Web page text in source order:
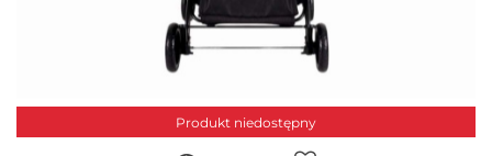
Produkt niedostępny